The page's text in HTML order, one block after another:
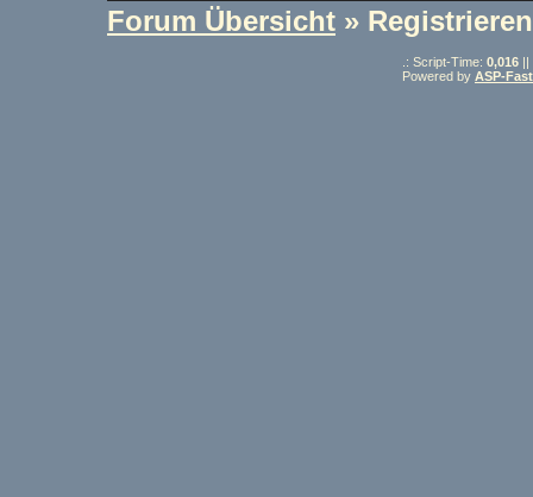
Forum Übersicht » Registrieren
.: Script-Time: 0,016 ||
Powered by ASP-